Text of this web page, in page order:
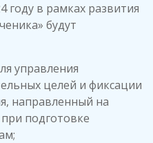
году в рамках развития
будут
управления
целей и фиксации
направленный на
подготовке